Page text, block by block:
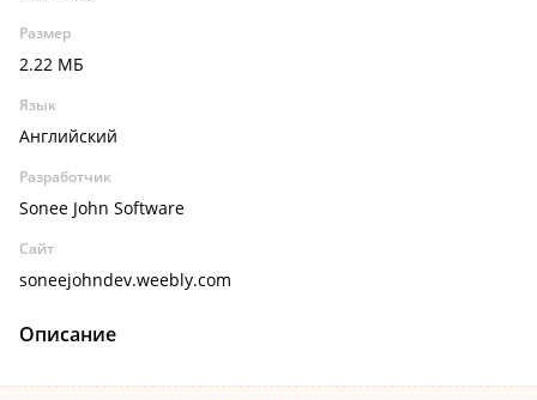
Размер
2.22 МБ
Язык
Английский
Разработчик
Sonee John Software
Сайт
soneejohndev.weebly.com
Описание